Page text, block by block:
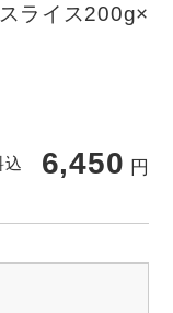
ライス200g×
込 6,450 円